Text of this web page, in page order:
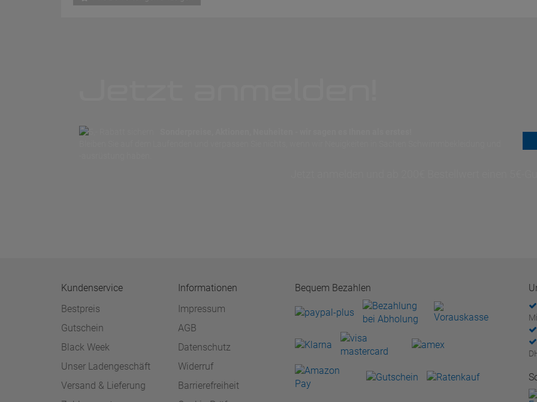
Kundenservice
Bestpreis
Gutschein
Black Week
Unser Ladengeschäft
Versand & Lieferung
Informationen
Impressum
AGB
Datenschutz
Widerruf
Barrierefreiheit
Bequem Bezahlen